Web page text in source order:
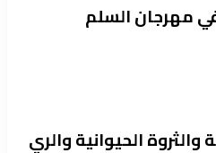
مهرجان السلم
والثروة الحيوانية والري